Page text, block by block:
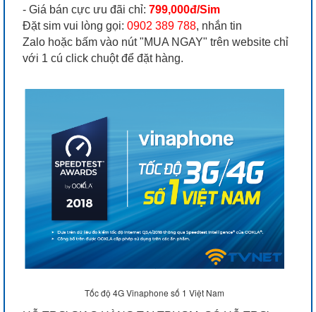
- Giá bán cực ưu đãi chỉ: 799,000đ/Sim
Đặt sim vui lòng gọi: 0902 389 788, nhắn tin
Zalo hoặc bấm vào nút "MUA NGAY" trên website chỉ
với 1 cú click chuột để đặt hàng.
Tốc độ 4G Vinaphone số 1 Việt Nam